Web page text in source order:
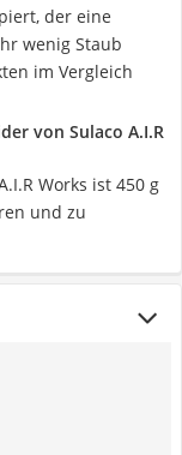
der eine
wenig Staub
im Vergleich
von Sulaco A.I.R
Works ist 450 g
und zu